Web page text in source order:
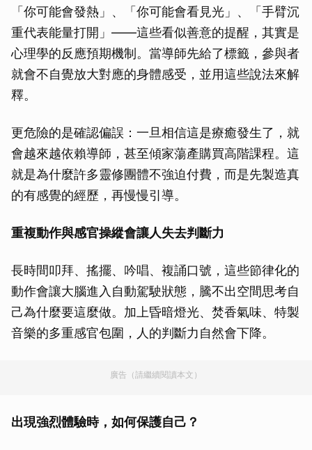
「你可能會發熱」、「你可能會看見光」、「手臂沉
重代表能量打開」——這些看似善意的提醒，其實是
心理學的反應預期機制。當導師先給了標籤，參與者
就會不自覺放大對應的身體感受，並用這些說法來解
釋。
更危險的是確認偏誤：一旦相信這是療癒發生了，就
會越來越依賴導師，甚至傾家蕩產購買高階課程。這
就是為什麼許多靈修團體不強迫付費，而是先製造真
的有感覺的經歷，再慢慢引導。
重複動作與感官操縱會讓人失去判斷力
長時間叩拜、搖擺、吟唱、複誦口號，這些節律化的
動作會讓大腦進入自動駕駛狀態，騰不出空間思考自
己為什麼要這麼做。加上昏暗燈光、焚香氣味、特製
音樂的多重感官包圍，人的判斷力自然會下降。
廣告（請繼續閱讀本文）
出現強烈體驗時，如何保護自己？